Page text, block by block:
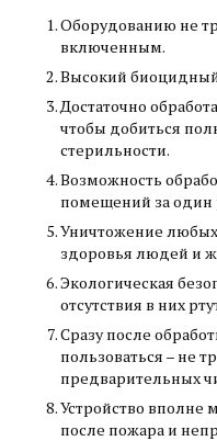
Оборудованию не
включенным.
Высокий
Достаточно
чтобы добиться
стерильности.
Возможность
помещений за один
Уничтожение
здоровья людей и
Экологическая
отсутствия в них
Сразу после
пользоваться – не
предварительных
Устройство вполне
после пожара и